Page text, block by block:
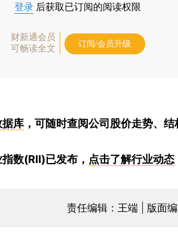
登录 后获取已订阅的阅读权限
财新通会员
可畅读全文
订阅/会员升级
据库 ，可随时查阅公司股价走势、
数(RII)已发布， 点击了解行业动态
责任编辑：王端 | 版面